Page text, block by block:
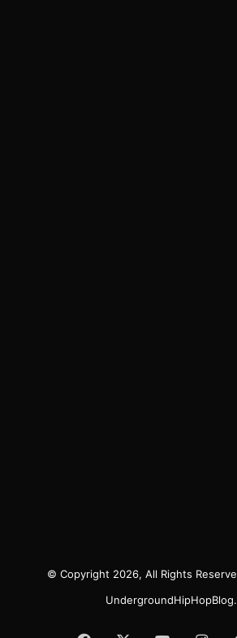
© Copyright 2026, All Rights